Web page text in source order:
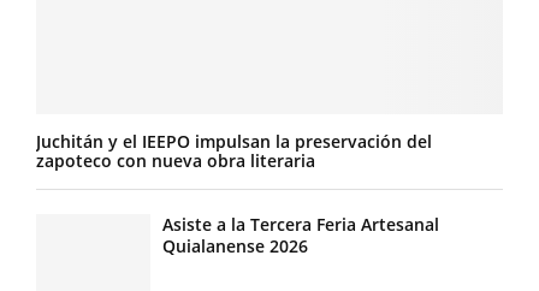
Juchitán y el IEEPO impulsan la preservación del
zapoteco con nueva obra literaria
Asiste a la Tercera Feria Artesanal
Quialanense 2026